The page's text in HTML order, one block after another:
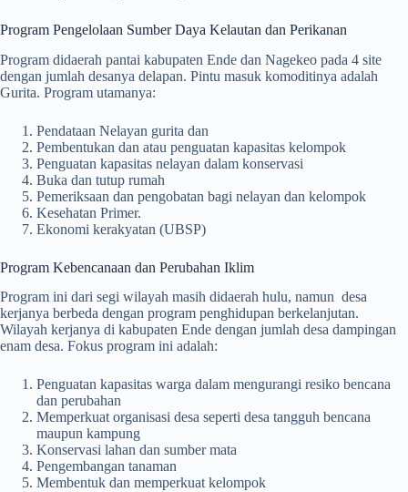
Program Pengelolaan Sumber Daya Kelautan dan Perikanan
Program didaerah pantai kabupaten Ende dan Nagekeo pada 4 site
dengan jumlah desanya delapan. Pintu masuk komoditinya adalah
Gurita. Program utamanya:
Pendataan Nelayan gurita dan
Pembentukan dan atau penguatan kapasitas kelompok
Penguatan kapasitas nelayan dalam konservasi
Buka dan tutup rumah
Pemeriksaan dan pengobatan bagi nelayan dan kelompok
Kesehatan Primer.
Ekonomi kerakyatan (UBSP)
Program Kebencanaan dan Perubahan Iklim
Program ini dari segi wilayah masih didaerah hulu, namun desa
kerjanya berbeda dengan program penghidupan berkelanjutan.
Wilayah kerjanya di kabupaten Ende dengan jumlah desa dampingan
enam desa. Fokus program ini adalah:
Penguatan kapasitas warga dalam mengurangi resiko bencana
dan perubahan
Memperkuat organisasi desa seperti desa tangguh bencana
maupun kampung
Konservasi lahan dan sumber mata
Pengembangan tanaman
Membentuk dan memperkuat kelompok